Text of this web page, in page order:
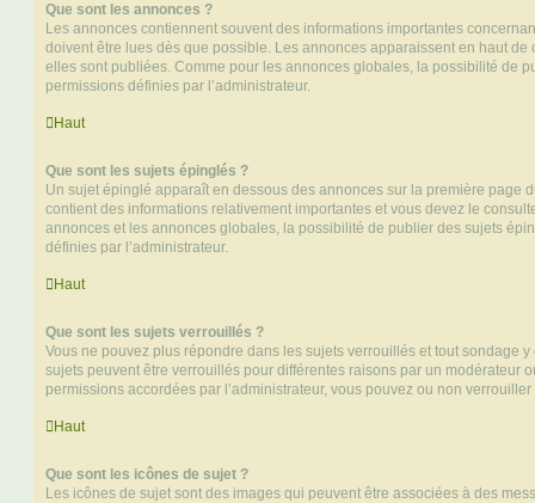
Que sont les annonces ?
Les annonces contiennent souvent des informations importantes
doivent être lues dès que possible. Les annonces apparaissent en haut
elles sont publiées. Comme pour les annonces globales, la possibilité de
permissions définies par l’administrateur.
Haut
Que sont les sujets épinglés ?
Un sujet épinglé apparaît en dessous des annonces sur la première page
contient des informations relativement importantes et vous devez le
annonces et les annonces globales, la possibilité de publier des sujets
définies par l’administrateur.
Haut
Que sont les sujets verrouillés ?
Vous ne pouvez plus répondre dans les sujets verrouillés et tout sondage
sujets peuvent être verrouillés pour différentes raisons par un modérateur
permissions accordées par l’administrateur, vous pouvez ou non
Haut
Que sont les icônes de sujet ?
Les icônes de sujet sont des images qui peuvent être associées à des